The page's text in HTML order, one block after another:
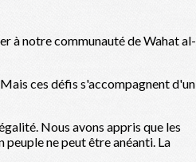
à notre communauté de Wahat al-
ces défis s'accompagnent d'un
Nous avons appris que les
peuple ne peut être anéanti. La